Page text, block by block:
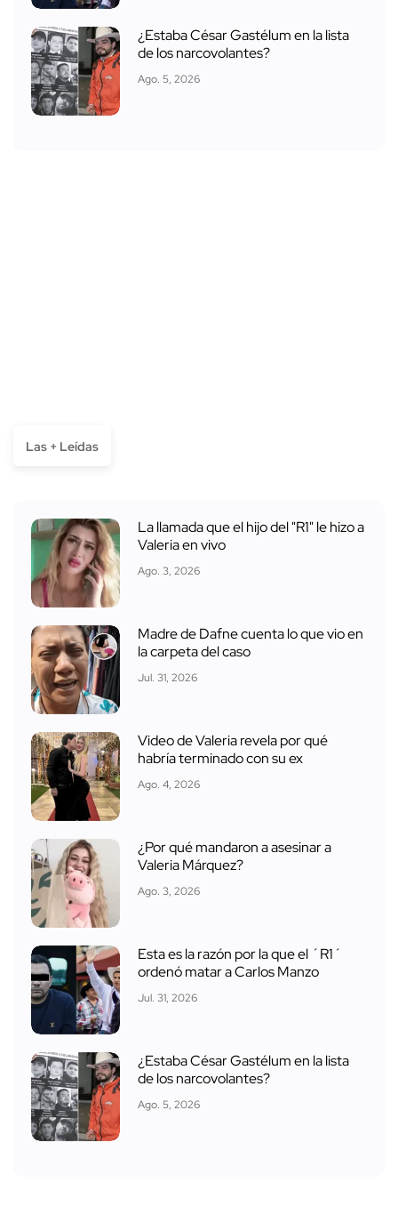
¿Estaba César Gastélum en la lista
de los narcovolantes?
Ago. 5, 2026
Las + Leídas
La llamada que el hijo del "R1" le hizo a
Valeria en vivo
Ago. 3, 2026
Madre de Dafne cuenta lo que vio en
la carpeta del caso
Jul. 31, 2026
Video de Valeria revela por qué
habría terminado con su ex
Ago. 4, 2026
¿Por qué mandaron a asesinar a
Valeria Márquez?
Ago. 3, 2026
Esta es la razón por la que el ´R1´
ordenó matar a Carlos Manzo
Jul. 31, 2026
¿Estaba César Gastélum en la lista
de los narcovolantes?
Ago. 5, 2026